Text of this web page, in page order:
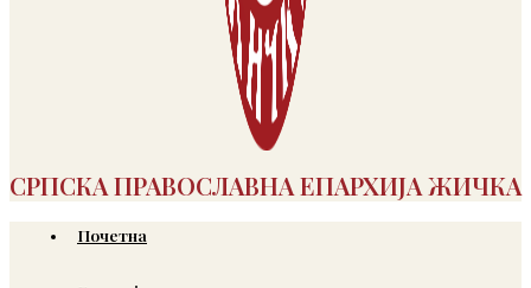
СРПСКА ПРАВОСЛАВНА ЕПАРХИЈА ЖИЧКА
Почетна